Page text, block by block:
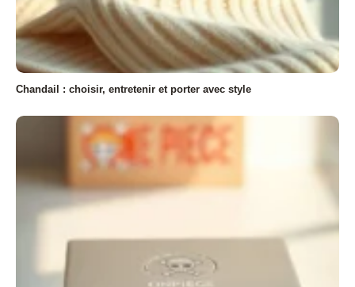
Chandail : choisir, entretenir et porter avec style